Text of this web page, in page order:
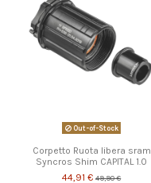
Out-of-Stock
Corpetto Ruota libera sram
Syncros Shim CAPITAL 1.0
44,91 € 49,90 €